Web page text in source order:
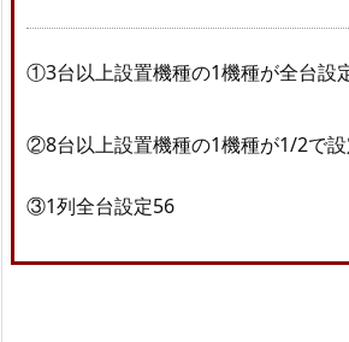
①3台以上設置機種の1機種が全台設
②8台以上設置機種の1機種が1/2で
③1列全台設定56